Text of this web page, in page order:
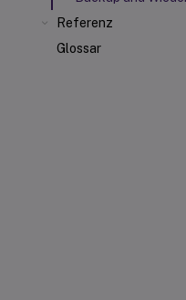
Referenz
Glossar